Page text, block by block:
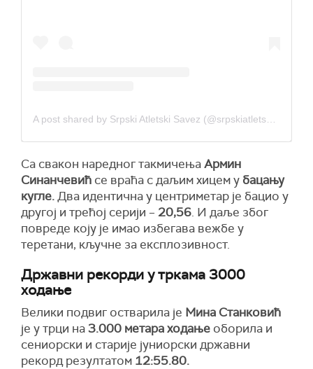
Са свакон наредног такмичењаАрмин
Синанчевић се враћа с даљим хицем у бацању
кугле.Два идентична у центриметар је бацио у
другој и трећој серији – 20,56. И даље због
повреде коју је имао избегава вежбе у
теретани, кључне за експлозивност.
Државни рекорди у тркама 3000
ходање
Велики подвиг остварила је Мина Станковић
је у трци на 3.000 метара ходање оборила и
сениорски и старије јуниорски државни
рекорд резултатом 12:55.80.